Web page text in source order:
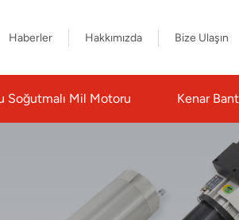
Haberler Hakkımızda Bize Ulaşın
Soğutmalı Mil Motoru Kenar